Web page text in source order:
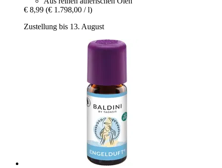
€ 8,99 (€ 1.798,00 / l)
Zustellung bis 13. August